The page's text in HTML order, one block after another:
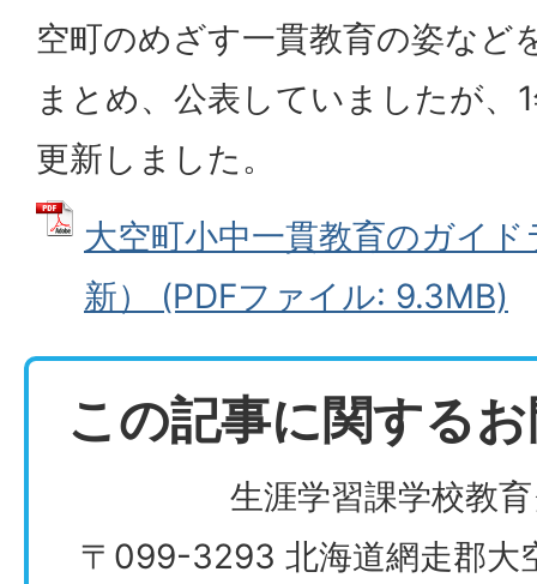
空町のめざす一貫教育の姿など
まとめ、公表していましたが、
更新しました。
大空町小中一貫教育のガイ
新） (PDFファイル: 9.3MB)
この記事に関する
生涯学習課学校教
〒099-3293 北海道網走郡大